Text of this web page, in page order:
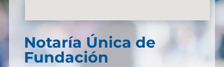
Notaría Única de
Fundación